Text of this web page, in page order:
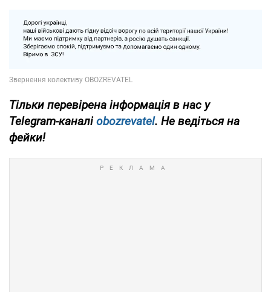
Тільки перевірена інформація в нас у
Telegram-каналіobozrevatel. Не ведіться на
фейки!